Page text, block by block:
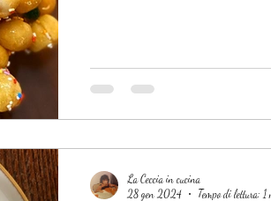
La Ceccia in cucina
28 gen 2024
Tempo di lettura: 1